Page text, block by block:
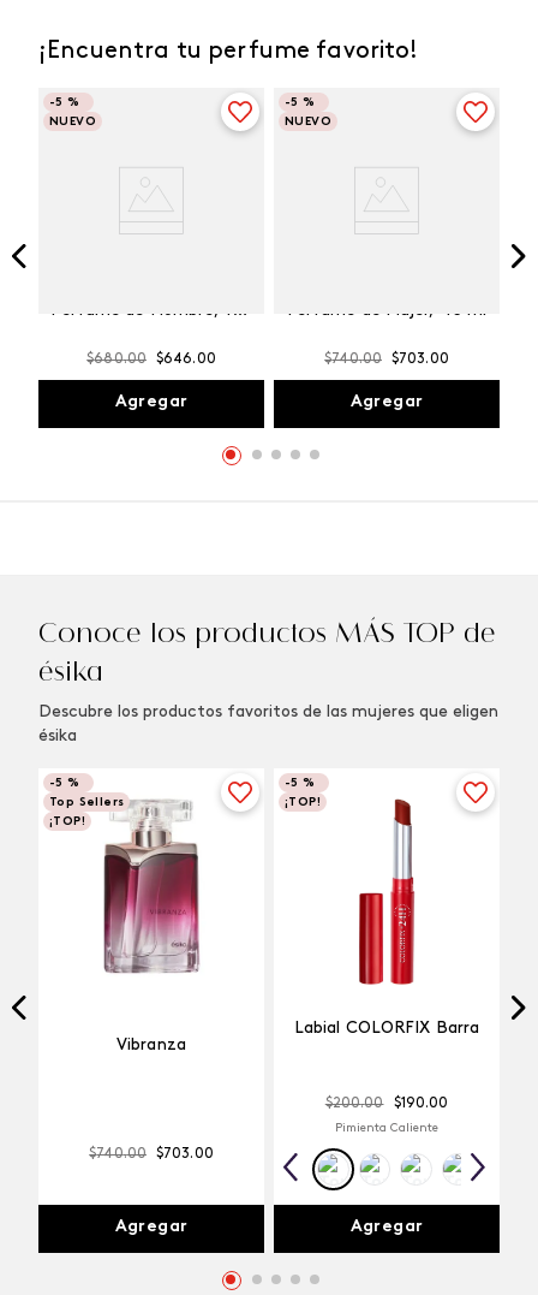
¡Encuentra tu perfume favorito!
-5 %
NUEVO
Perfume de Hombre, 100
$680.00 $646.00
Agregar
-5 %
NUEVO
Perfume de Mujer, 45 ml
$740.00 $703.00
Agregar
Conoce los productos MÁS TOP de
ésika
Descubre los productos favoritos de las mujeres que eligen
ésika
-5 %
Top Sellers
¡TOP!
Vibranza
Agregar
-5 %
¡TOP!
Labial COLORFIX Barra
$200.00 $190.00
Pimienta Caliente
Agregar